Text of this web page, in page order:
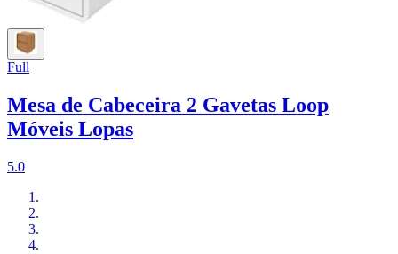
Full
Mesa de Cabeceira 2 Gavetas Loop
Móveis Lopas
5.0